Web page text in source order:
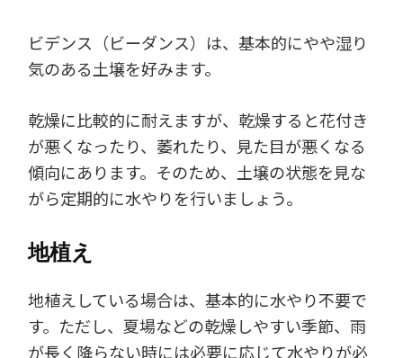
ビデンス（ビーダンス）は、基本的にやや湿り
気のある土壌を好みます。
乾燥に比較的に耐えますが、乾燥すると花付き
が悪くなったり、萎れたり、見た目が悪くなる
傾向にあります。そのため、土壌の状態を見な
がら定期的に水やりを行いましょう。
地植え
地植えしている場合は、基本的に水やり不要で
す。ただし、夏場などの乾燥しやすい季節、雨
が長く降らない時には必要に応じて水やりが必